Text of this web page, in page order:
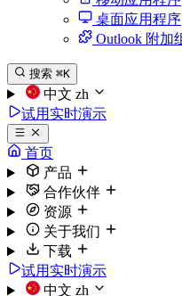
桌面应用程序
Outlook 附加
搜索 ⌘K
中文 zh
试用实时演示
首页
产品
合作伙伴
资源
关于我们
下载
试用实时演示
中文 zh